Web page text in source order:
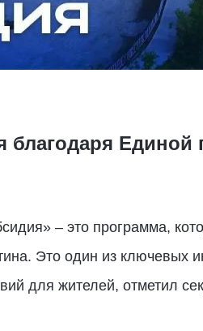
благодаря Единой
– это программа,
Это один из ключевых
для жителей, отметил